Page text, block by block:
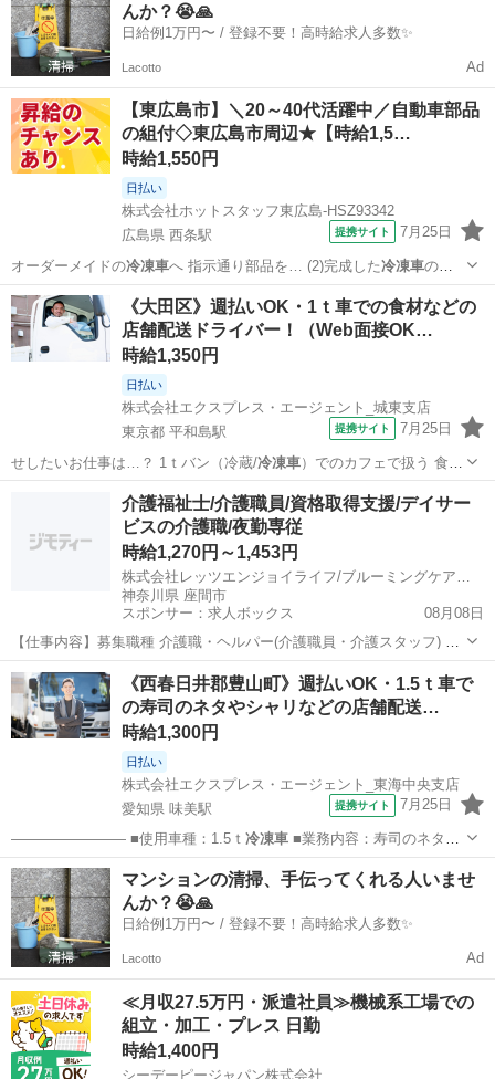
んか？😭🙏
日給例1万円〜 / 登録不要！高時給求人多数✨
Lacotto Ad
【東広島市】＼20～40代活躍中／自動車部品
の組付◇東広島市周辺★【時給1,5…
時給1,550円
日払い
株式会社ホットスタッフ東広島-HSZ93342
広島県 西条駅
提携サイト 7月25日
オーダーメイドの冷凍車 へ 指示通り部品を… (2)完成した冷凍車の中
を磨く 日勤…
広島 東広島市 西条駅 工場
《大田区》週払いOK・1ｔ車での食材などの
店舗配送ドライバー！（Web面接OK…
時給1,350円
日払い
株式会社エクスプレス・エージェント_城東支店
東京都 平和島駅
提携サイト 7月25日
せしたいお仕事は…？ 1ｔバン（冷蔵/冷凍車）でのカフェで扱う 食材
や雑貨などのル…
平和島駅 ドライバー
介護福祉士/介護職員/資格取得支援/デイサー
ビスの介護職/夜勤専従
時給1,270円～1,453円
神奈川県 座間市
スポンサー：求人ボックス
08月08日
【仕事内容】募集職種 介護職・ヘルパー(介護職員・介護スタッフ) パ
ート・アルバイト 仕事内容 身体介護、食事介助、排泄介助、生活援助
給与・手当 <給与> 時給1,270〜1,453円 <手当> 交通費支給:実費(上限
あり) 処...
アルバイト・パート
《西春日井郡豊山町》週払いOK・1.5ｔ車で
の寿司のネタやシャリなどの店舗配送…
時給1,300円
日払い
株式会社エクスプレス・エージェント_東海中央支店
愛知県 味美駅
提携サイト 7月25日
———————— ■使用車種：1.5ｔ 冷凍車■業務内容：寿司のネタや
シャリなどの…
愛知 西春日井郡 味美駅 ドライバー
マンションの清掃、手伝ってくれる人いませ
んか？😭🙏
日給例1万円〜 / 登録不要！高時給求人多数✨
Lacotto Ad
≪月収27.5万円・派遣社員≫機械系工場での
組立・加工・プレス 日勤
時給1,400円
シーデーピージャパン株式会社